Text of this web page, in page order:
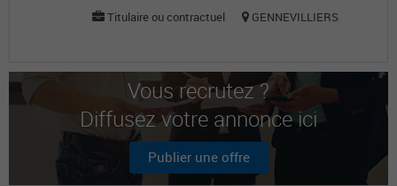
Titulaire ou contractuel
GENNEVILLIERS
Vous recrutez ?
Diffusez votre annonce ici
Publier une offre